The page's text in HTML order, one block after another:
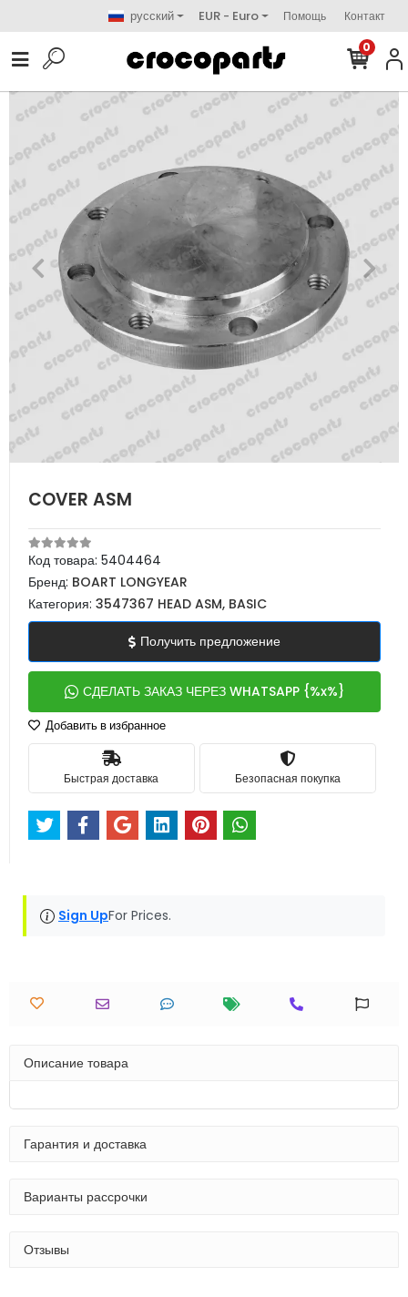
русский EUR - Euro Помощь Контакт
0
COVER ASM
Код товара: 5404464
Бренд: BOART LONGYEAR
Категория: 3547367 HEAD ASM, BASIC
Получить предложение
СДЕЛАТЬ ЗАКАЗ ЧЕРЕЗ WHATSAPP {%x%}
Добавить в избранное
Быстрая доставка Безопасная покупка
Sign UpFor Prices.
Описание товара
Гарантия и доставка
Варианты рассрочки
Отзывы